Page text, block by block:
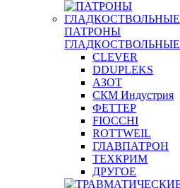
ПАТРОНЫ
ГЛАДКОСТВОЛЬНЫЕ
CLEVER
DDUPLEKS
АЗОТ
СКМ Индустрия
ФЕТТЕР
FIOCCHI
ROTTWEIL
ГЛАВПАТРОН
ТЕХКРИМ
ДРУГОЕ